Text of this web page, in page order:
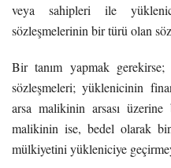
veya sahipleri ile
sözleşmelerinin bir türü olan
Bir tanım yapmak gerekirse;
sözleşmeleri; yüklenicinin
arsa malikinin arsası
malikinin ise, bedel olarak
mülkiyetini yükleniciye